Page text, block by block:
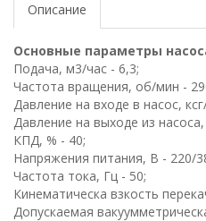
Описание
Основные параметры
Подача, м3/час - 6,3;
Частота вращения, об/мин -
Давление на входе в насос,
Давление на выходе из насоса,
КПД, % - 40;
Напряжения питания, В - 220/
Частота тока, Гц - 50;
Кинематическа взкость
Допускаемая